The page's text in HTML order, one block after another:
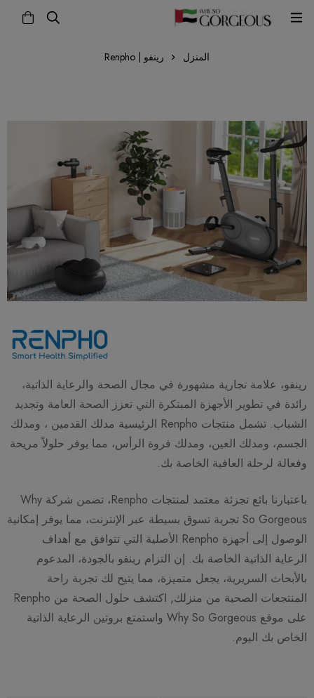
المنزل رينفو | Renpho
رينفو، علامة تجارية مشهورة في مجال الصحة والرعاية الذاتية،
رائدة في تطوير الأجهزة المبتكرة التي تعزز الصحة العامة وتجديد
الشباب. تشمل منتجات Renpho الرئيسية مدلك القدمين ، ومدلك
الجسم، ومدلك العين، ومدلك فروة الرأس، مما يوفر حلولاً مريحة
وفعالة لرحلة العافية الخاصة بك.
باعتبارنا بائع تجزئة معتمد لمنتجات Renpho، تضمن شركة Why
So Gorgeous تجربة تسوق بسيطة عبر الإنترنت، مما يوفر إمكانية
الوصول إلى أجهزة Renpho الأصلية التي تتوافق مع أهداف
الرعاية الذاتية الخاصة بك. إن التزام رينفو بالجودة، المدعوم
بالأبحاث السريرية، يجعل متميزة، مما يتيح لك تجربة راحة
المنتجعات الصحية من منزلك, اكتشف حلول الصحة من Renpho
على موقع Why So Gorgeous واستمتع بروتين الرعاية الذاتية
الخاص بك اليوم.